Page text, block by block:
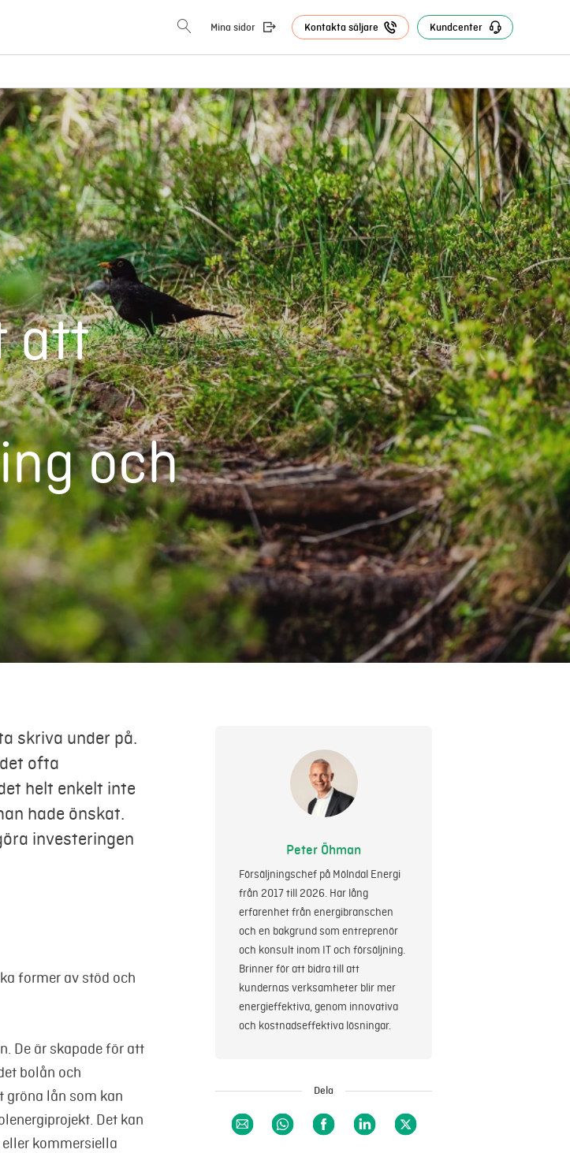
Mina sidor Kontakta säljare Kundcenter
att
och
skriva under på.
ofta
helt enkelt inte
hade önskat.
investeringen
former av stöd och
De är skapade för att
bolån och
gröna lån som kan
Det kan
kommersiella
Peter Öhman
Försäljningschef på Mölndal Energi
från 2017 till 2026. Har lång
erfarenhet från energibranschen
och en bakgrund som entreprenör
och konsult inom IT och försäljning.
Brinner för att bidra till att
kundernas verksamheter blir mer
energieffektiva, genom innovativa
och kostnadseffektiva lösningar.
Dela